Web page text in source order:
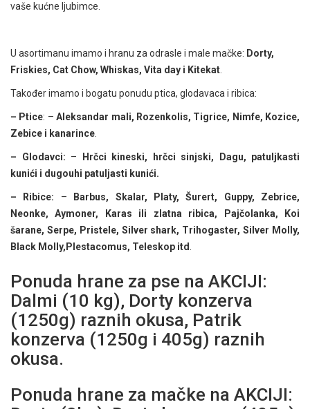
vaše kućne ljubimce.
U asortimanu imamo i hranu za odrasle i male mačke: Dorty,
Friskies, Cat Chow, Whiskas, Vita day i Kitekat
Također imamo i bogatu ponudu ptica, glodavaca i ribica:
– Ptice: –Aleksandar mali, Rozenkolis, Tigrice, Nimfe, Kozice,
Zebice i kanarince
– Glodavci: –
Hrčci kineski, hrčci sinjski, Dagu, patuljkasti
kunići i dugouhi patuljasti kunići.
– Ribice: –
Barbus, Skalar, Platy, Šurert, Guppy, Zebrice,
Neonke, Aymoner, Karas ili zlatna ribica, Pajčolanka, Koi
šarane, Serpe, Pristele, Silver shark, Trihogaster, Silver Molly,
Black Molly,Plestacomus, Teleskop itd
Ponuda hrane za pse na AKCIJI:
Dalmi (10 kg), Dorty konzerva
(1250g) raznih okusa, Patrik
konzerva (1250g i 405g) raznih
okusa.
Ponuda hrane za mačke na AKCIJI: